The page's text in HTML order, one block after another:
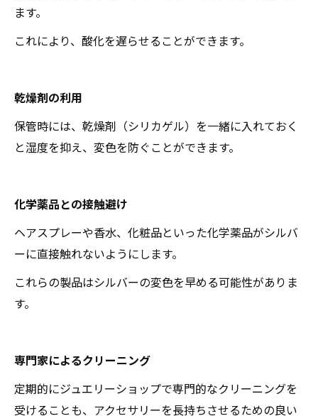
ます。
これにより、酸化を遅らせることができます。
乾燥剤の利用
保管時には、乾燥剤（シリカゲル）を一緒に入れておく
と湿度を抑え、変色を防ぐことができます。
化学薬品との接触避け
ヘアスプレーや香水、化粧品といった化学薬品がシルバ
ーに直接触れないようにします。
これらの製品はシルバーの変色を早める可能性がありま
す。
専門家によるクリーニング
定期的にジュエリーショップで専門的なクリーニングを
受けることも、アクセサリーを長持ちさせるための良い